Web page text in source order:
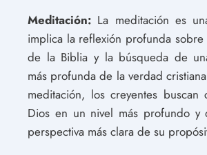
Meditación: La meditación es
implica la reflexión profunda sobre
de la Biblia y la búsqueda de
más profunda de la verdad
meditación, los creyentes buscan
Dios en un nivel más profundo y
perspectiva más clara de su